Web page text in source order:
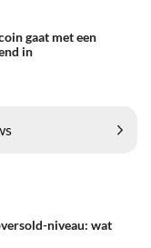
gaat met een
in
niveau: wat